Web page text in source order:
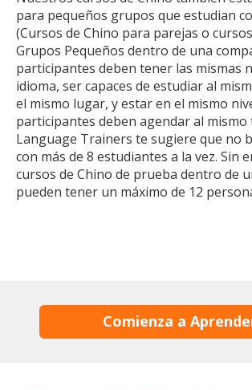
para pequeños grupos que estudian
(Cursos de Chino para parejas o
Grupos Pequeños dentro de una
participantes deben tener las mismas
idioma, ser capaces de estudiar al
el mismo lugar, y estar en el mismo
participantes deben agendar al mismo
Language Trainers te sugiere que no
con más de 8 estudiantes a la vez. Sin
cursos de Chino de prueba dentro de
pueden tener un máximo de 12
Comienza a